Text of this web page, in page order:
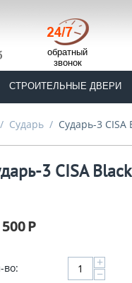
обратный
звонок
СТРОИТЕЛЬНЫЕ ДВЕРИ
/ Сударь / Сударь-3 CISA
3 CISA Black
Р
во: +
−